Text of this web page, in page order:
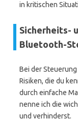
in kritischen
Sicherheits-
Bluetooth-
Bei der
Risiken, die du
durch einfache
nenne ich die
und verhinderst.